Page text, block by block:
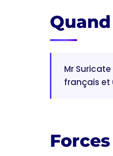
Mr
français et